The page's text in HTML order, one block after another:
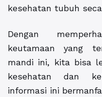
kesehatan tubuh
Dengan
keutamaan yang
mandi ini, kita bisa
kesehatan dan
informasi ini